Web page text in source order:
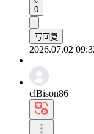
0
写回复
2026.07.02
clBison86